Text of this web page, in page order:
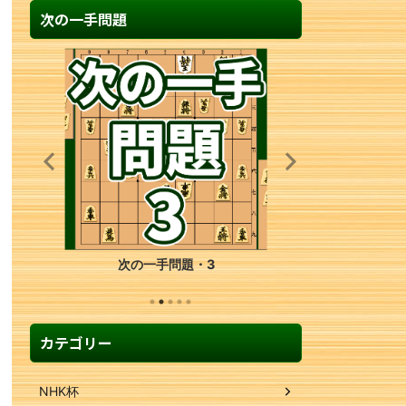
次の一手問題
次の一手問題・4
カテゴリー
NHK杯